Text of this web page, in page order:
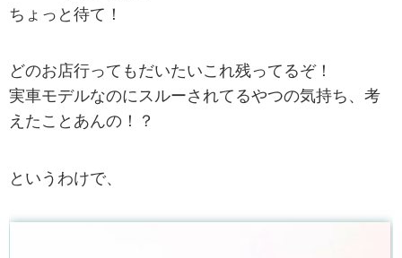
ちょっと待て！
どのお店行ってもだいたいこれ残ってるぞ！
実車モデルなのにスルーされてるやつの気持ち、考
えたことあんの！？
というわけで、